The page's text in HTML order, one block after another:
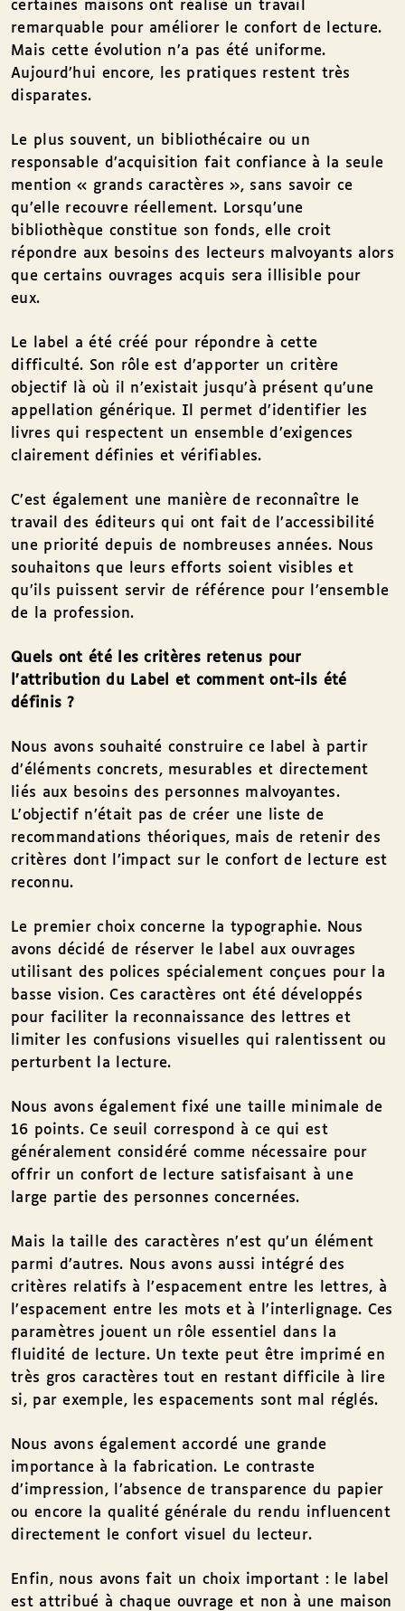
certaines maisons ont réalisé un travail
remarquable pour améliorer le confort de lecture.
Mais cette évolution n’a pas été uniforme.
Aujourd’hui encore, les pratiques restent très
disparates.
Le plus souvent, un bibliothécaire ou un
responsable d’acquisition fait confiance à la seule
mention « grands caractères », sans savoir ce
qu’elle recouvre réellement. Lorsqu’une
bibliothèque constitue son fonds, elle croit
répondre aux besoins des lecteurs malvoyants alors
que certains ouvrages acquis sera illisible pour
eux.
Le label a été créé pour répondre à cette
difficulté. Son rôle est d’apporter un critère
objectif là où il n’existait jusqu’à présent qu’une
appellation générique. Il permet d’identifier les
livres qui respectent un ensemble d’exigences
clairement définies et vérifiables.
C’est également une manière de reconnaître le
travail des éditeurs qui ont fait de l’accessibilité
une priorité depuis de nombreuses années. Nous
souhaitons que leurs efforts soient visibles et
qu’ils puissent servir de référence pour l’ensemble
de la profession.
Quels ont été les critères retenus pour
l’attribution du Label et comment ont-ils été
définis ?
Nous avons souhaité construire ce label à partir
d’éléments concrets, mesurables et directement
liés aux besoins des personnes malvoyantes.
L’objectif n’était pas de créer une liste de
recommandations théoriques, mais de retenir des
critères dont l’impact sur le confort de lecture est
reconnu.
Le premier choix concerne la typographie. Nous
avons décidé de réserver le label aux ouvrages
utilisant des polices spécialement conçues pour la
basse vision. Ces caractères ont été développés
pour faciliter la reconnaissance des lettres et
limiter les confusions visuelles qui ralentissent ou
perturbent la lecture.
Nous avons également fixé une taille minimale de
16 points. Ce seuil correspond à ce qui est
généralement considéré comme nécessaire pour
offrir un confort de lecture satisfaisant à une
large partie des personnes concernées.
Mais la taille des caractères n’est qu’un élément
parmi d’autres. Nous avons aussi intégré des
critères relatifs à l’espacement entre les lettres, à
l’espacement entre les mots et à l’interlignage. Ces
paramètres jouent un rôle essentiel dans la
fluidité de lecture. Un texte peut être imprimé en
très gros caractères tout en restant difficile à lire
si, par exemple, les espacements sont mal réglés.
Nous avons également accordé une grande
importance à la fabrication. Le contraste
d’impression, l’absence de transparence du papier
ou encore la qualité générale du rendu influencent
directement le confort visuel du lecteur.
Enfin, nous avons fait un choix important : le label
est attribué à chaque ouvrage et non à une maison